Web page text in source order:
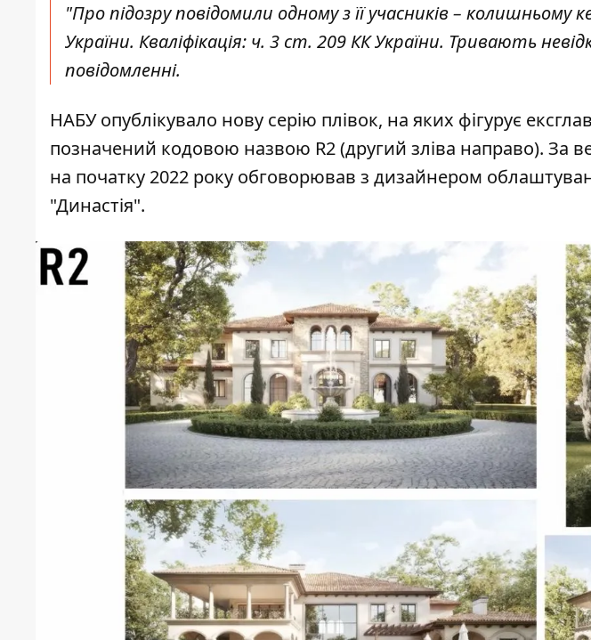
"Про підозру повідомили одному з її учасників – колишньому
України. Кваліфікація: ч. 3 ст. 209 КК України. Тривають
повідомленні.
НАБУ опублікувало нову серію плівок, на яких фігурує
позначений кодовою назвою R2 (другий зліва направо). За
на початку 2022 року обговорював з дизайнером
"Династія".